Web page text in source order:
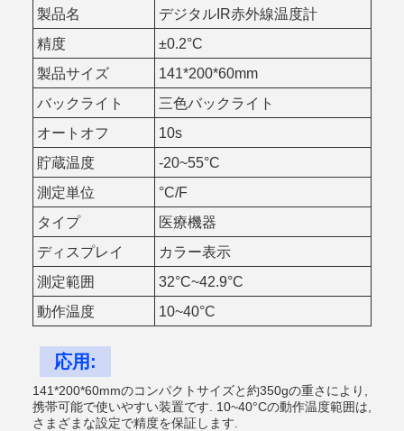
製品名
デジタルIR赤外線温度計
精度
±0.2°C
製品サイズ
141*200*60mm
バックライト
三色バックライト
オートオフ
10s
貯蔵温度
-20~55°C
測定単位
°C/F
タイプ
医療機器
ディスプレイ
カラー表示
測定範囲
32°C~42.9°C
動作温度
10~40°C
応用:
141*200*60mmのコンパクトサイズと約350gの重さにより,
携帯可能で使いやすい装置です. 10~40°Cの動作温度範囲は,
さまざまな設定で精度を保証します.